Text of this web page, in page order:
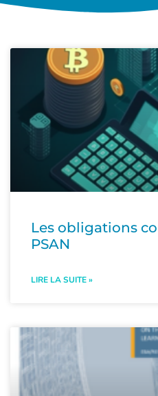
Les obligations
PSAN
LIRE LA SUITE »